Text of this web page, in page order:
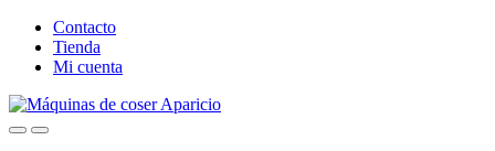
Skip
navigation
Skip
content
Contacto
Tienda
Mi cuenta
OpenClose